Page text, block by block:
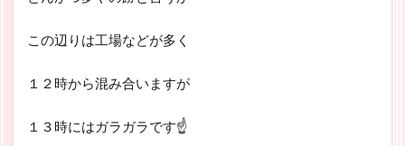
この辺りは工場などが多く
１２時から混み合いますが
１３時にはガラガラです☝